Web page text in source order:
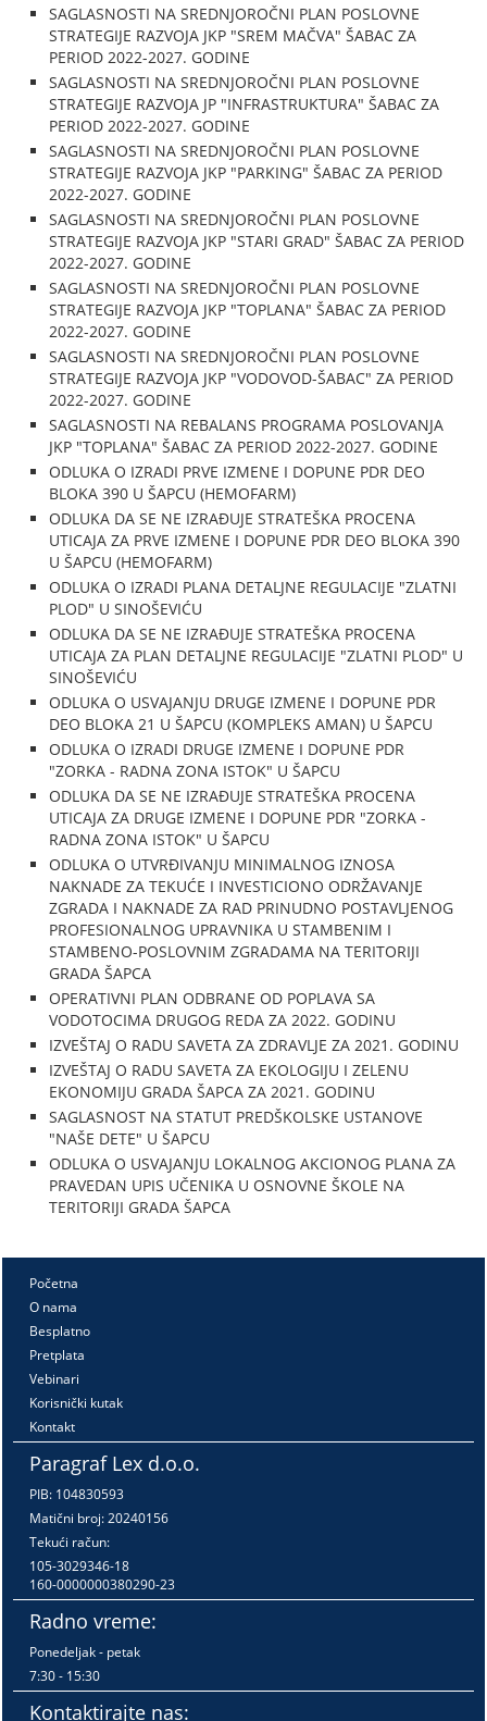
SAGLASNOSTI NA SREDNJOROČNI PLAN POSLOVNE
STRATEGIJE RAZVOJA JKP "SREM MAČVA" ŠABAC ZA
PERIOD 2022-2027. GODINE
SAGLASNOSTI NA SREDNJOROČNI PLAN POSLOVNE
STRATEGIJE RAZVOJA JP "INFRASTRUKTURA" ŠABAC ZA
PERIOD 2022-2027. GODINE
SAGLASNOSTI NA SREDNJOROČNI PLAN POSLOVNE
STRATEGIJE RAZVOJA JKP "PARKING" ŠABAC ZA PERIOD
2022-2027. GODINE
SAGLASNOSTI NA SREDNJOROČNI PLAN POSLOVNE
STRATEGIJE RAZVOJA JKP "STARI GRAD" ŠABAC ZA PERIOD
2022-2027. GODINE
SAGLASNOSTI NA SREDNJOROČNI PLAN POSLOVNE
STRATEGIJE RAZVOJA JKP "TOPLANA" ŠABAC ZA PERIOD
2022-2027. GODINE
SAGLASNOSTI NA SREDNJOROČNI PLAN POSLOVNE
STRATEGIJE RAZVOJA JKP "VODOVOD-ŠABAC" ZA PERIOD
2022-2027. GODINE
SAGLASNOSTI NA REBALANS PROGRAMA POSLOVANJA
JKP "TOPLANA" ŠABAC ZA PERIOD 2022-2027. GODINE
ODLUKA O IZRADI PRVE IZMENE I DOPUNE PDR DEO
BLOKA 390 U ŠAPCU (HEMOFARM)
ODLUKA DA SE NE IZRAĐUJE STRATEŠKA PROCENA
UTICAJA ZA PRVE IZMENE I DOPUNE PDR DEO BLOKA 390
U ŠAPCU (HEMOFARM)
ODLUKA O IZRADI PLANA DETALJNE REGULACIJE "ZLATNI
PLOD" U SINOŠEVIĆU
ODLUKA DA SE NE IZRAĐUJE STRATEŠKA PROCENA
UTICAJA ZA PLAN DETALJNE REGULACIJE "ZLATNI PLOD" U
SINOŠEVIĆU
ODLUKA O USVAJANJU DRUGE IZMENE I DOPUNE PDR
DEO BLOKA 21 U ŠAPCU (KOMPLEKS AMAN) U ŠAPCU
ODLUKA O IZRADI DRUGE IZMENE I DOPUNE PDR
"ZORKA - RADNA ZONA ISTOK" U ŠAPCU
ODLUKA DA SE NE IZRAĐUJE STRATEŠKA PROCENA
UTICAJA ZA DRUGE IZMENE I DOPUNE PDR "ZORKA -
RADNA ZONA ISTOK" U ŠAPCU
ODLUKA O UTVRĐIVANJU MINIMALNOG IZNOSA
NAKNADE ZA TEKUĆE I INVESTICIONO ODRŽAVANJE
ZGRADA I NAKNADE ZA RAD PRINUDNO POSTAVLJENOG
PROFESIONALNOG UPRAVNIKA U STAMBENIM I
STAMBENO-POSLOVNIM ZGRADAMA NA TERITORIJI
GRADA ŠAPCA
OPERATIVNI PLAN ODBRANE OD POPLAVA SA
VODOTOCIMA DRUGOG REDA ZA 2022. GODINU
IZVEŠTAJ O RADU SAVETA ZA ZDRAVLJE ZA 2021. GODINU
IZVEŠTAJ O RADU SAVETA ZA EKOLOGIJU I ZELENU
EKONOMIJU GRADA ŠAPCA ZA 2021. GODINU
SAGLASNOST NA STATUT PREDŠKOLSKE USTANOVE
"NAŠE DETE" U ŠAPCU
ODLUKA O USVAJANJU LOKALNOG AKCIONOG PLANA ZA
PRAVEDAN UPIS UČENIKA U OSNOVNE ŠKOLE NA
TERITORIJI GRADA ŠAPCA
Početna
O nama
Besplatno
Pretplata
Vebinari
Korisnički kutak
Kontakt
Paragraf Lex d.o.o.
PIB: 104830593
Matični broj: 20240156
Tekući račun:
105-3029346-18
160-0000000380290-23
Radno vreme:
Ponedeljak - petak
7:30 - 15:30
Kontaktirajte nas: